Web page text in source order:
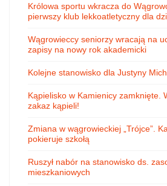
Królowa sportu wkracza do
pierwszy klub lekkoatletyczny dla
Wągrowieccy seniorzy wracają na
zapisy na nowy rok akademicki
Kolejne stanowisko dla Justyny
Kąpielisko w Kamienicy zamknięte.
zakaz kąpieli!
Zmiana w wągrowieckiej „Trójce”.
pokieruje szkołą
Ruszył nabór na stanowisko ds.
mieszkaniowych